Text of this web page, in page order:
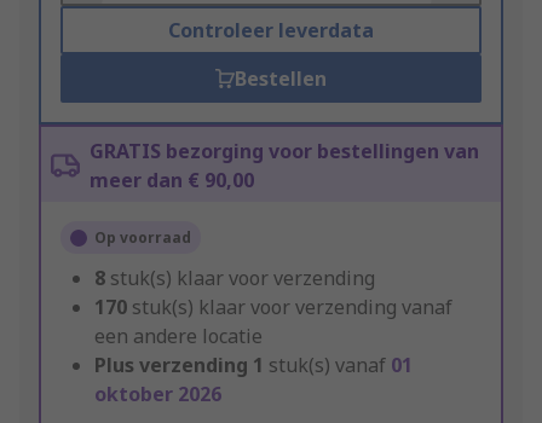
Controleer leverdata
Bestellen
GRATIS bezorging voor bestellingen van
meer dan € 90,00
Op voorraad
8 stuk(s) klaar voor verzending
170 stuk(s) klaar voor verzending vanaf
een andere locatie
Plus verzending 1 stuk(s) vanaf 01
oktober 2026